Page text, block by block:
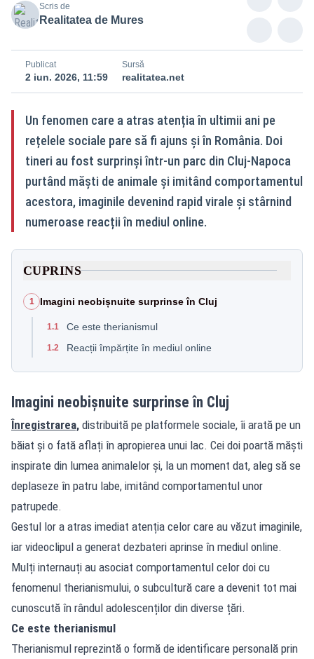
Scris de
Realitatea de Mures
Publicat
2 iun. 2026, 11:59
Sursă
realitatea.net
Un fenomen care a atras atenția în ultimii ani pe
rețelele sociale pare să fi ajuns și în România. Doi
tineri au fost surprinși într-un parc din Cluj-Napoca
purtând măști de animale și imitând comportamentul
acestora, imaginile devenind rapid virale și stârnind
numeroase reacții în mediul online.
CUPRINS
1 Imagini neobișnuite surprinse în Cluj
1.1 Ce este therianismul
1.2 Reacții împărțite în mediul online
Imagini neobișnuite surprinse în Cluj
Înregistrarea, distribuită pe platformele sociale, îi arată pe un
băiat și o fată aflați în apropierea unui lac. Cei doi poartă măști
inspirate din lumea animalelor și, la un moment dat, aleg să se
deplaseze în patru labe, imitând comportamentul unor
patrupede.
Gestul lor a atras imediat atenția celor care au văzut imaginile,
iar videoclipul a generat dezbateri aprinse în mediul online.
Mulți internauți au asociat comportamentul celor doi cu
fenomenul therianismului, o subcultură care a devenit tot mai
cunoscută în rândul adolescenților din diverse țări.
Ce este therianismul
Therianismul reprezintă o formă de identificare personală prin